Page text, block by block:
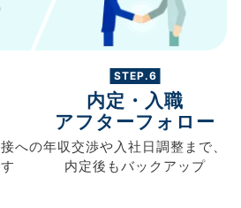
への
STEP.6
内定・入職
アフターフォロー
年収交渉や入社日調整まで、
内定後もバックアップ